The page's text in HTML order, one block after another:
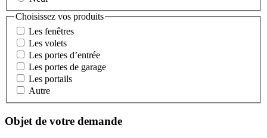
Choisissez vos produits
Les fenêtres
Les volets
Les portes d’entrée
Les portes de garage
Les portails
Autre
Objet de votre demande